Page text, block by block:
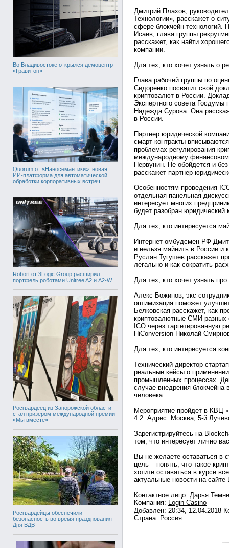
Во Владивостоке открылся демоцентр
«Гравитон»
Quorum от «Наносемантики»: новая
ИИ-платформа для автоматической
обработки корпоративных встреч
Robort от 3Logic Group расширил
портфель роботами Unitree A2 и A2-W
Росгвардеец из Запорожской области
стал призером международной премии
«Мы вместе»
Росгвардейцы обеспечили
безопасность во время празднования
Дня ВДВ
Дмитрий Плахов,
Технологии», расскажет о
сфере блокчейн-технологий.
Исаев, глава группы
расскажет, как найти
компании.
Для тех, кто хочет узнать о
Глава рабочей группы по
Сидоренко посвятит свой
криптовалют в России.
Экспертного совета Госдумы
Надежда Сурова. Она
в России.
Партнер юридической
смарт-контракты
проблемах регулирования
международному
Первунин. Не обойдется и
расскажет партнер
Особенностям проведения
отдельная панельная
интересует многих
будет разобран юридический
Для тех, кто интересуется
Интернет-омбудсмен РФ
и нельзя майнить в России и
Руслан Тугушев расскажет
легально и как сократить
Для тех, кто хочет узнать
Алекс Божинов, экс-
оптимизация поможет
Белковская расскажет, как
криптовалютные СМИ разных
ICO через таргетированную
HiConversion Николай
Для тех, кто интересуется
Технический директор
реальные кейсы о
промышленных процессах.
случае внедрения
человека.
Мероприятие пройдет в КВЦ
4.2. Адрес: Москва, 5-й
Зарегистрируйтесь на
том, что интересует лично
Вы не желаете оставаться в
цель – понять, что такое
хотите оставаться в курсе
актуальные новости на
Контактное лицо: Дарья
Компания: Login Casino
Добавлен: 20:34, 12.04.2018
Страна: Россия